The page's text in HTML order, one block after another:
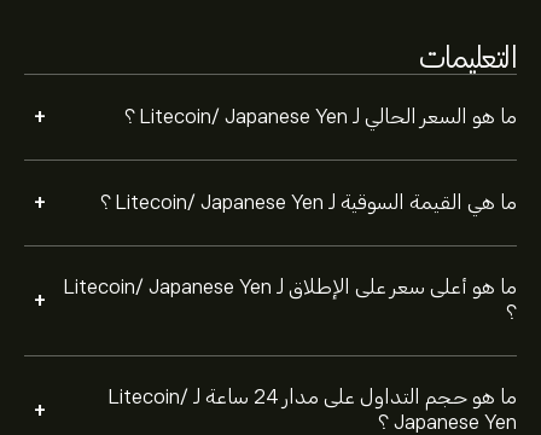
التعليمات
ما هو السعر الحالي لـ Litecoin/ Japanese Yen ؟ +
ما هي القيمة السوقية لـ Litecoin/ Japanese Yen ؟ +
ما هو أعلى سعر على الإطلاق لـ Litecoin/ Japanese Yen
؟
+
ما هو حجم التداول على مدار 24 ساعة لـ Litecoin/
Japanese Yen ؟
+
(LTCJPY)" على موقع eToro الإلكتروني. بمجرد إنشاء حساب
لشراء LTCJPY بسعر محدد في المستقبل.